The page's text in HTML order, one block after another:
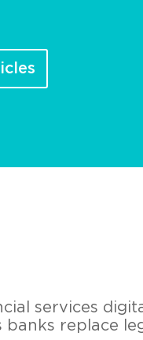
services
banks replace